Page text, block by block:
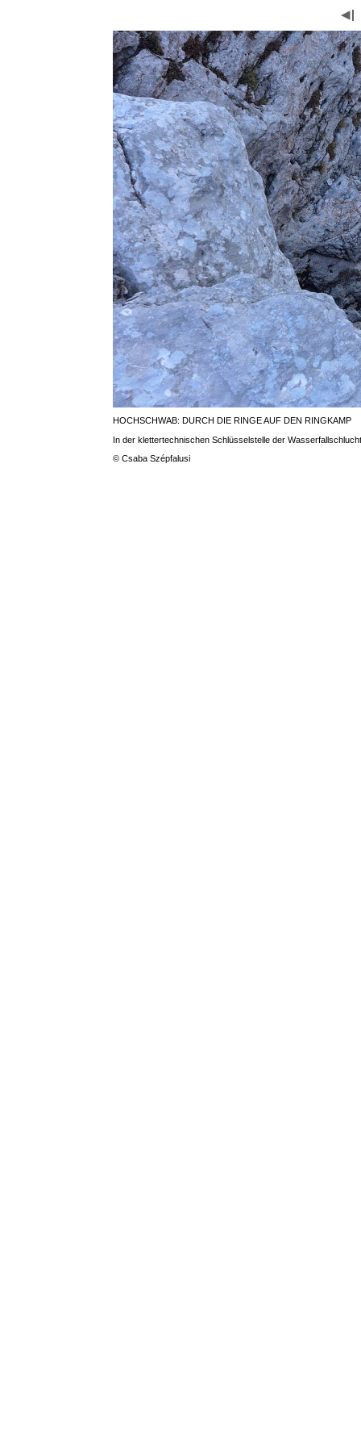
HOCHSCHWAB: DURCH DIE RINGE AUF DEN RINGKAMP
In der klettertechnischen Schlüsselstelle der
© Csaba Szépfalusi